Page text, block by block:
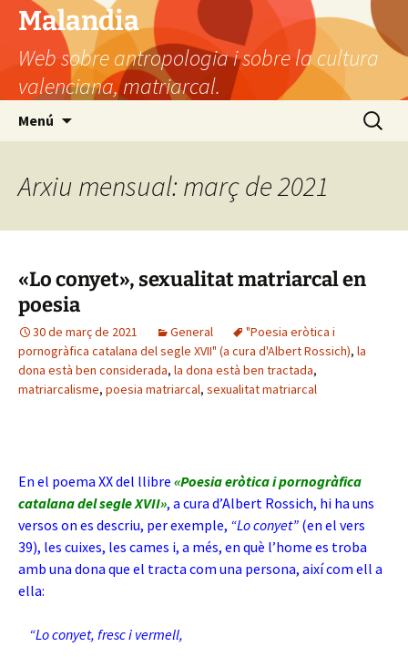
Vés
contingut
Malandia
Web sobre antropologia i sobre la cultura
valenciana, matriarcal.
Menú Cerca:
Arxiu mensual: març de 2021
«Lo conyet», sexualitat matriarcal en
poesia
30 de març de 2021 General
"Poesia eròtica i
pornogràfica catalana del segle XVII" (a cura d'Albert Rossich), la
dona està ben considerada, la dona està ben tractada,
matriarcalisme, poesia matriarcal, sexualitat matriarcal
En el poema XX del llibre «Poesia eròtica i pornogràfica
catalana del segleXVII», a cura d’Albert Rossich, hi ha uns
versos on es descriu, per exemple, “Lo conyet” (en el vers
39), les cuixes, les cames i, a més, en què l’home es troba
amb una dona que el tracta com una persona, així com ell a
ella:
“Lo conyet, fresc i vermell,